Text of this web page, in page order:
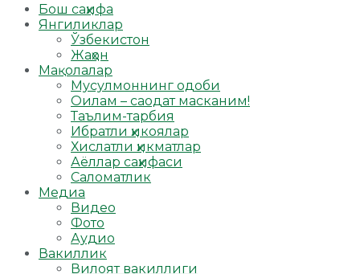
Бош саҳифа
Янгиликлар
Ўзбекистон
Жаҳон
Мақолалар
Мусулмоннинг одоби
Оилам – саодат масканим!
Таълим-тарбия
Ибратли ҳикоялар
Хислатли ҳикматлар
Аёллар саҳифаси
Саломатлик
Медиа
Видео
Фото
Аудио
Вакиллик
Вилоят вакиллиги